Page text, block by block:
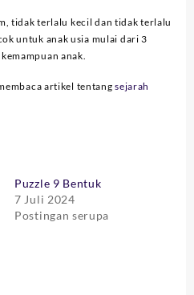
tidak terlalu kecil dan tidak terlalu
untuk anak usia mulai dari 3
anak.
artikel tentangsejarah
Puzzle 9 Bentuk
7 Juli 2024
Postingan serupa